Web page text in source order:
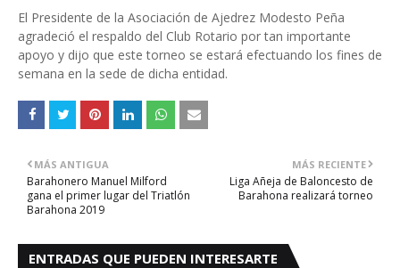
El Presidente de la Asociación de Ajedrez Modesto Peña
agradeció el respaldo del Club Rotario por tan importante
apoyo y dijo que este torneo se estará efectuando los fines de
semana en la sede de dicha entidad.
MÁS RECIENTE
Liga Añeja de Baloncesto de
Barahona realizará torneo
MÁS ANTIGUA
Barahonero Manuel Milford
gana el primer lugar del Triatlón
Barahona 2019
ENTRADAS QUE PUEDEN INTERESARTE